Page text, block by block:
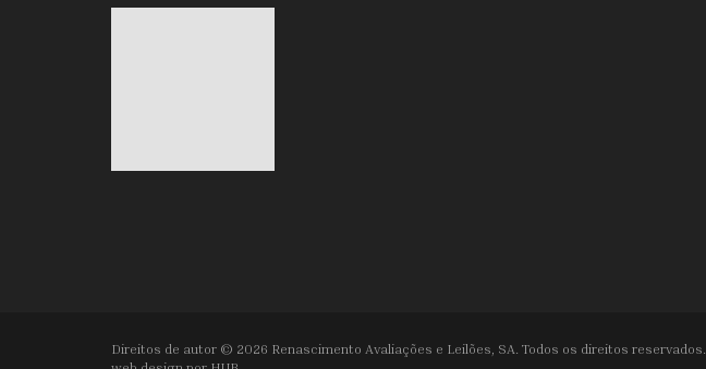
Direitos de autor © 2026 Renascimento Avaliações e Leilões, SA. Todos os direitos reservados.